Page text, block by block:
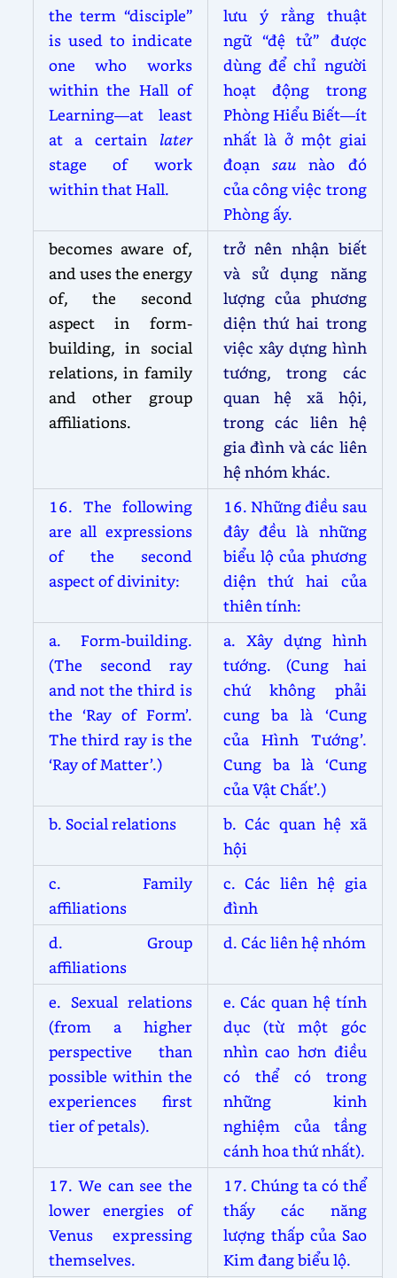
the term “disciple”
is used to indicate
one who works
within the Hall of
Learning—at least
at a certain later
stage of work
within that Hall.
lưu ý rằng thuật
ngữ “đệ tử” được
dùng để chỉ người
hoạt động trong
Phòng Hiểu Biết—ít
nhất là ở một giai
đoạn saunào đó
của công việc trong
Phòng ấy.
becomes aware of,
and uses the energy
of, the second
aspect in form-
building, in social
relations, in family
and other group
affiliations.
trở nên nhận biết
và sử dụng năng
lượng của phương
diện thứ hai trong
việc xây dựng hình
tướng, trong các
quan hệ xã hội,
trong các liên hệ
gia đình và các liên
hệ nhóm khác.
16. The following
are all expressions
of the second
aspect of divinity:
16. Những điều sau
đây đều là những
biểu lộ của phương
diện thứ hai của
thiên tính:
a. Form-building.
(The second ray
and not the third is
the ‘Ray of Form’.
The third ray is the
‘Ray of Matter’.)
a. Xây dựng hình
tướng. (Cung hai
chứ không phải
cung ba là ‘Cung
của Hình Tướng’.
Cung ba là ‘Cung
của Vật Chất’.)
b. Social relations
b. Các quan hệ xã
hội
c. Family
affiliations
c. Các liên hệ gia
đình
d. Group
affiliations
d. Các liên hệ nhóm
e. Sexual relations
(from a higher
perspective than
possible within the
experiences first
tier of petals).
e. Các quan hệ tính
dục (từ một góc
nhìn cao hơn điều
có thể có trong
những kinh
nghiệm của tầng
cánh hoa thứ nhất).
17. We can see the
lower energies of
Venus expressing
themselves.
17. Chúng ta có thể
thấy các năng
lượng thấp của Sao
Kim đang biểu lộ.